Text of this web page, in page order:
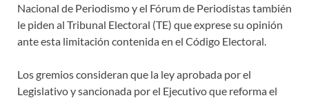
Nacional de Periodismo y el Fórum de Periodistas también
le piden al Tribunal Electoral (TE) que exprese su opinión
ante esta limitación contenida en el Código Electoral.
Los gremios consideran que la ley aprobada por el
Legislativo y sancionada por el Ejecutivo que reforma el